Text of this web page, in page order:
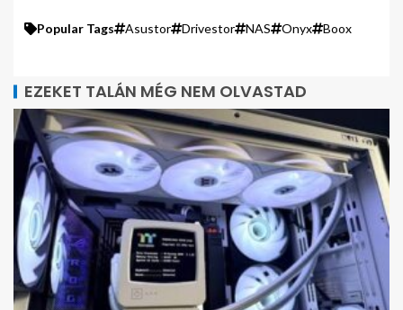
Popular Tags Asustor Drivestor NAS Onyx Boox
EZEKET TALÁN MÉG NEM OLVASTAD